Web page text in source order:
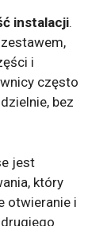
instalacji.
i
często
bez
jest
który
otwieranie i